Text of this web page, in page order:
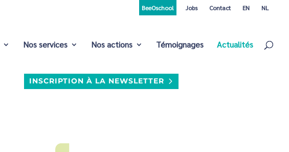
BeeOschool Jobs Contact EN NL
Nos services Nos actions Témoignages Actualités
INSCRIPTION À LA NEWSLETTER